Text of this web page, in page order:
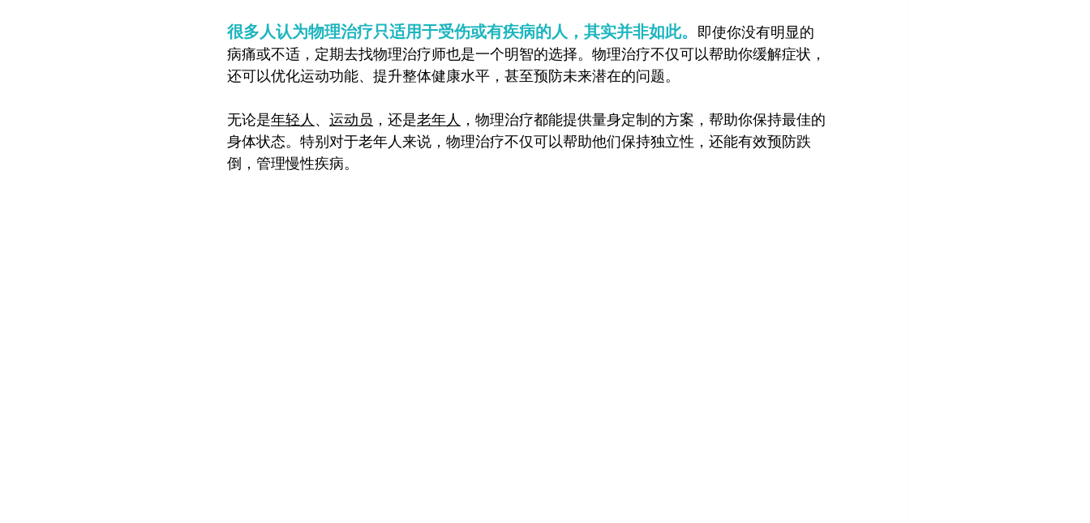
很多人认为物理治疗只适用于受伤或有疾病的人，其实并非如此。 即使你没有明显的
病痛或不适，定期去找物理治疗师也是一个明智的选择。物理治疗不仅可以帮助你缓解症状，
还可以优化运动功能、提升整体健康水平，甚至预防未来潜在的问题。
无论是年轻人 、 运动员 ，还是老年人 ，物理治疗都能提供量身定制的方案，帮助你保持最佳的
身体状态。特别对于老年人来说，物理治疗不仅可以帮助他们保持独立性，还能有效预防跌
倒，管理慢性疾病。